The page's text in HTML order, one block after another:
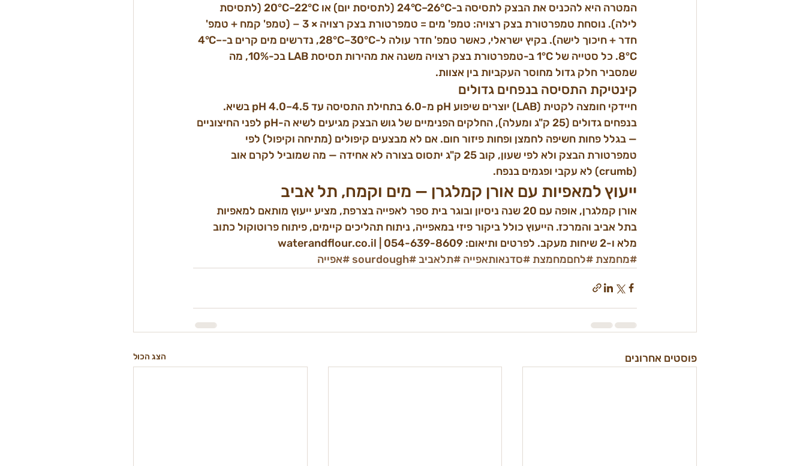
המטרה היא להכניס את הבצק לתסיסה ב-24°C–26°C (לתסיסת יום) או 20°C–22°C (לתסיסת
לילה). נוסחת טמפרטורת בצק רצויה: טמפ' מים = טמפרטורת בצק רצויה × 3 − (טמפ' קמח + טמפ'
חדר + חיכוך לישה). בקיץ ישראלי, כאשר טמפ' חדר עולה ל-28°C–30°C, נדרשים מים קרים ב-4°C–
8°C. כל סטייה של 1°C ב-טמפרטורת בצק רצויה משנה את מהירות תסיסת LAB בכ-10%, מה
שמסביר חלק גדול מחוסר העקביות בין אצוות.
קינטיקת התסיסה בנפחים גדולים
חיידקי חומצה לקטית (LAB) יוצרים שיפוע pH מ-6.0 בתחילת התסיסה עד pH 4.0–4.5 בשיא.
בנפחים גדולים (25 ק"ג ומעלה), החלקים הפנימיים של גוש הבצק מגיעים לשיא ה-pH לפני החיצוניים
— בגלל פחות חשיפה לחמצן ופחות פיזור חום. אם לא מבצעים קיפולים (מתיחה וקיפול) לפי
טמפרטורת הבצק ולא לפי שעון, קוב 25 ק"ג יתסוס בצורה לא אחידה — מה שמוביל לקרם אוב
(crumb) לא עקבי ופגמים בנפח.
ייעוץ למאפיות עם אורן קמלגרן — מים וקמח, תל אביב
אורן קמלגרן, אופה עם 20 שנה ניסיון ובוגר בית ספר לאפייה בצרפת, מציע ייעוץ מותאם למאפיות
בתל אביב והמרכז. הייעוץ כולל ביקור פיזי במאפייה, ניתוח תהליכים קיימים, פיתוח פרוטוקול כתוב
מלא ו-2 שיחות מעקב. לפרטים ותיאום: 054-639-8609 | waterandflour.co.il
#מחמצת #לחםמחמצת #סדנאותאפייה #תלאביב#sourdough #אפייה
פוסטים אחרונים הצג הכול